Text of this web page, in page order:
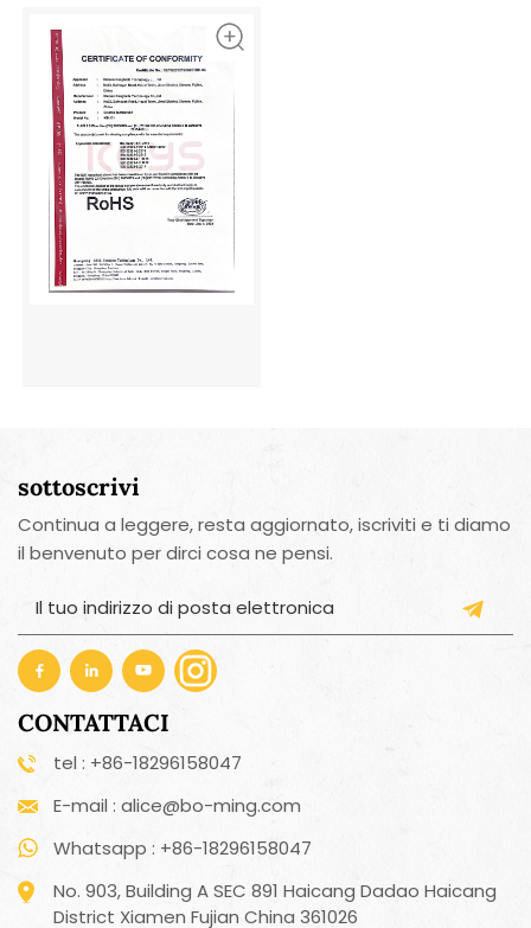
sottoscrivi
Continua a leggere, resta aggiornato, iscriviti e ti diamo
il benvenuto per dirci cosa ne pensi.
CONTATTACI
tel : +86-18296158047
E-mail : alice@bo-ming.com
Whatsapp : +86-18296158047
No. 903, Building A SEC 891 Haicang Dadao Haicang
District Xiamen Fujian China 361026